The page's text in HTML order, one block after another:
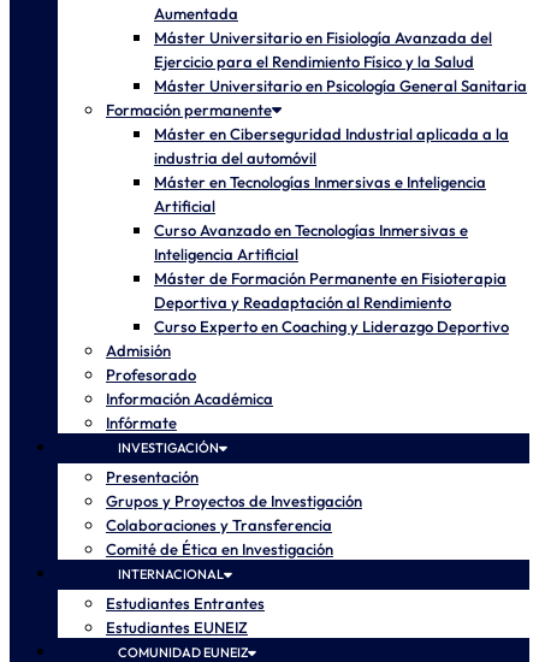
Aumentada
Máster Universitario en Fisiología Avanzada del
Ejercicio para el Rendimiento Físico y la Salud
Máster Universitario en Psicología General Sanitaria
Formación permanente
Máster en Ciberseguridad Industrial aplicada a la
industria del automóvil
Máster en Tecnologías Inmersivas e Inteligencia
Artificial
Curso Avanzado en Tecnologías Inmersivas e
Inteligencia Artificial
Máster de Formación Permanente en Fisioterapia
Deportiva y Readaptación al Rendimiento
Curso Experto en Coaching y Liderazgo Deportivo
Admisión
Profesorado
Información Académica
Infórmate
INVESTIGACIÓN
Presentación
Grupos y Proyectos de Investigación
Colaboraciones y Transferencia
Comité de Ética en Investigación
INTERNACIONAL
Estudiantes Entrantes
Estudiantes EUNEIZ
COMUNIDAD EUNEIZ